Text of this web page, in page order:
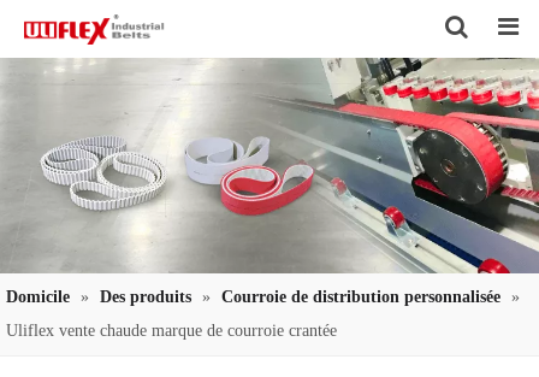
Search
Domicile » Des produits » Courroie de distribution personnalisée »
Uliflex vente chaude marque de courroie crantée